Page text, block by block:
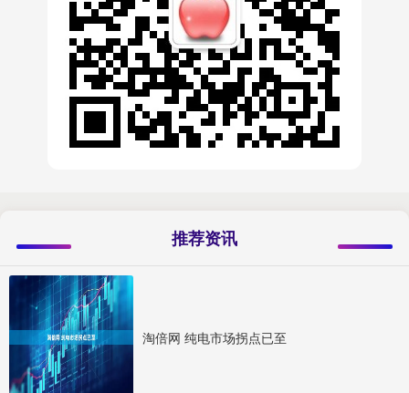
推荐资讯
淘倍网 纯电市场拐点已至